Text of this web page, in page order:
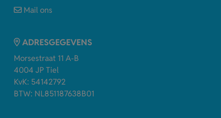
Mail ons
ADRESGEGEVENS
Morsestraat 11 A-B
4004 JP Tiel
KvK: 54142792
BTW: NL851187638B01